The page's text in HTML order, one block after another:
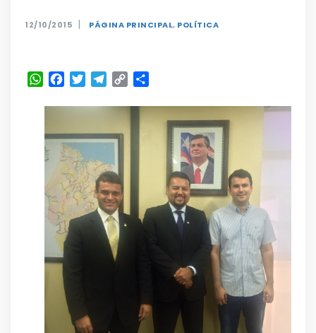
12/10/2015 | PÁGINA PRINCIPAL, POLÍTICA
WhatsApp
Facebook
TwitterTelegram
Copy